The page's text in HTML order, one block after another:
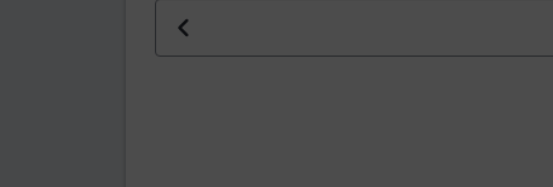
Uhrzeit der Hinfahrt